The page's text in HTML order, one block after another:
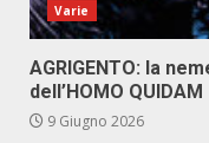
Varie
AGRIGENTO: la
dell’HOMO QUIDAM
9 Giugno 2026